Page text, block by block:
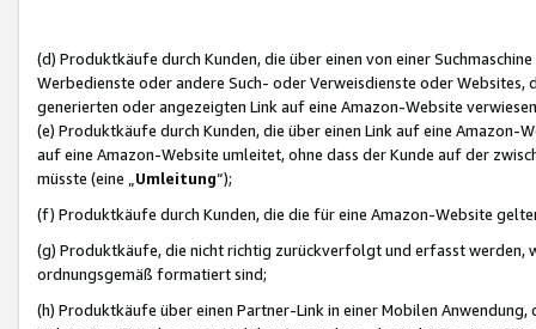
(d) Produktkäufe durch Kunden, die über einen von einer
Werbedienste oder andere Such- oder Verweisdienste oder Websites,
generierten oder angezeigten Link auf eine Amazon-Website
(e) Produktkäufe durch Kunden, die über einen Link auf eine
auf eine Amazon-Website umleitet, ohne dass der Kunde auf der
müsste (eine „ Umleitung“);
(f) Produktkäufe durch Kunden, die die für eine Amazon-Website
(g) Produktkäufe, die nicht richtig zurückverfolgt und erfasst werden,
ordnungsgemäß formatiert sind;
(h) Produktkäufe über einen Partner-Link in einer Mobilen